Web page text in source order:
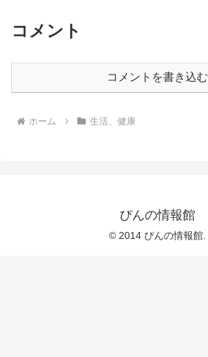
コメント
コメントを書き込む
ホーム 生活、健康
ぴんの情報館
© 2014 ぴんの情報館.